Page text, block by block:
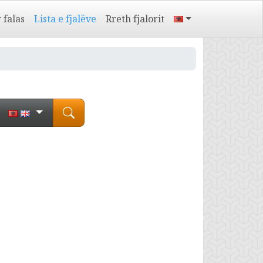
falas Lista e fjalëve Rreth fjalorit